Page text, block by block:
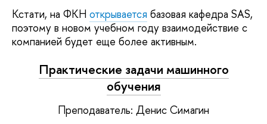
Кстати, на ФКН открывается базовая кафедра SAS,
поэтому в новом учебном году взаимодействие с
компанией будет еще более активным.
Практические задачи машинного
обучения
Преподаватель: Денис Симагин